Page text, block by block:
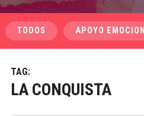
TODOS APOYO
TAG:
LA CONQUISTA